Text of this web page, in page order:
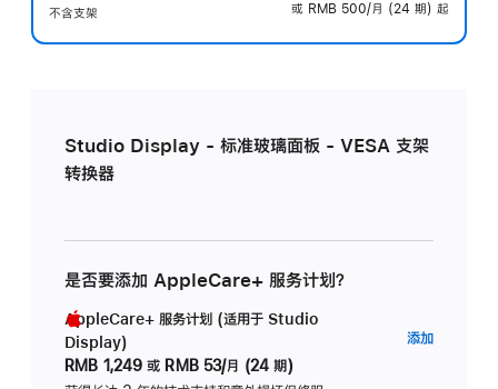
不含支架
或 RMB 500/月 (24 期) 起
Studio Display - 标准玻璃面板 - VESA 支架
转换器
是否要添加 AppleCare+ 服务计划？
AppleCare+ 服务计划 (适用于 Studio
Display)
RMB 1,249 或 RMB 53/月 (24 期)
添加